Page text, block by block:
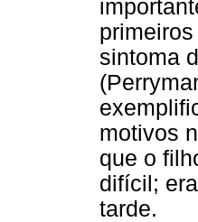
sintoma
motivos
que o
difícil;
tarde.